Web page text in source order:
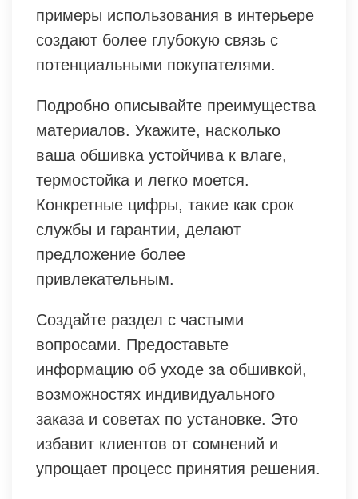
примеры использования в интерьере
создают более глубокую связь с
потенциальными покупателями.
Подробно описывайте преимущества
материалов. Укажите, насколько
ваша обшивка устойчива к влаге,
термостойка и легко моется.
Конкретные цифры, такие как срок
службы и гарантии, делают
предложение более
привлекательным.
Создайте раздел с частыми
вопросами. Предоставьте
информацию об уходе за обшивкой,
возможностях индивидуального
заказа и советах по установке. Это
избавит клиентов от сомнений и
упрощает процесс принятия решения.